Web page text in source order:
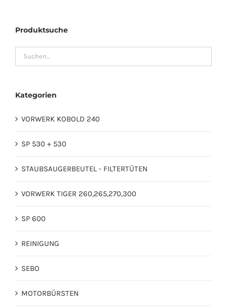
Produktsuche
Kategorien
VORWERK KOBOLD 240
SP 530 + 530
STAUBSAUGERBEUTEL - FILTERTÜTEN
VORWERK TIGER 260,265,270,300
SP 600
REINIGUNG
SEBO
MOTORBÜRSTEN